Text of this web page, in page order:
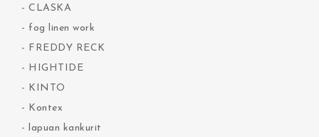
CLASKA
fog linen work
FREDDY RECK
HIGHTIDE
KINTO
Kontex
lapuan kankurit